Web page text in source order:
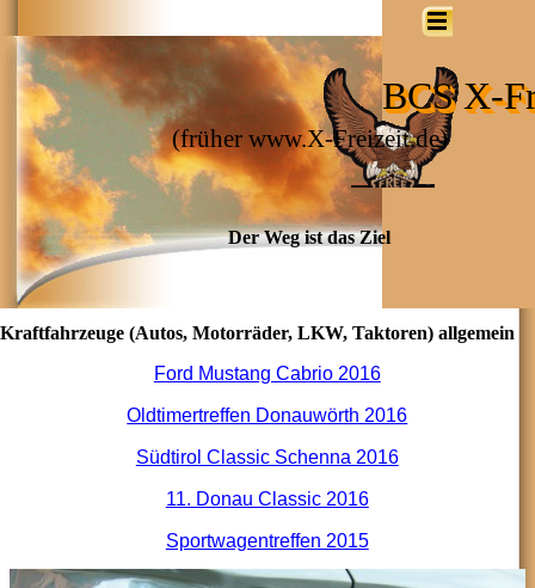
Der Weg ist das Ziel
BCS X-
(früher www.X-Freizeit.de)
Kraftfahrzeuge (Autos, Motorräder, LKW, Taktoren) allgemein
Ford Mustang Cabrio 2016
Oldtimertreffen Donauwörth 2016
Südtirol Classic Schenna 2016
11. Donau Classic 2016
Sportwagentreffen 2015